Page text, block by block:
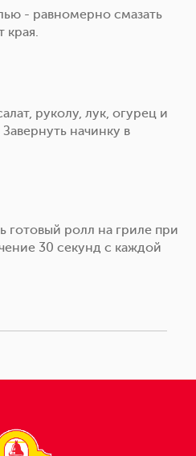
- равномерно смазать
края.
руколу, лук, огурец и
начинку в
готовый ролл на гриле при
30 секунд с каждой